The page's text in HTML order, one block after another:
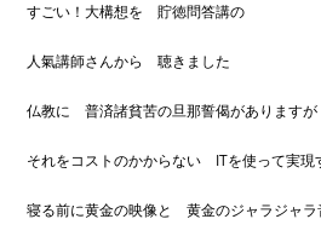
開
すごい！大構想を 貯徳問答講の
人氣講師さんから 聴きました
仏教に 普済諸貧苦の旦那誓偈がありますが
それをコストのかからない ITを使って実現
寝る前に黄金の映像と 黄金のジャラジャラ